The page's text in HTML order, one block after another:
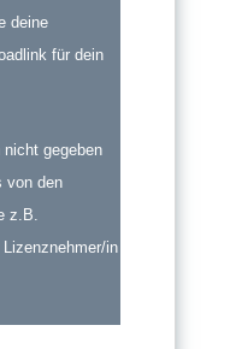
deine
für dein
gegeben
von den
z.B.
in